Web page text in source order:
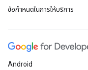
ข้อกำหนดในการให้บริการ
Android